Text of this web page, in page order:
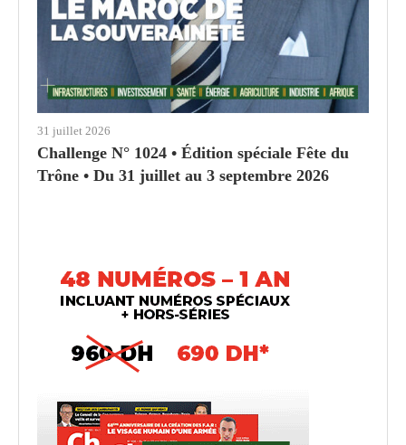
31 juillet 2026
Challenge N° 1024 • Édition spéciale Fête du
Trône • Du 31 juillet au 3 septembre 2026